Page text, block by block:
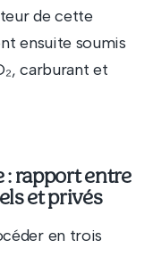
de cette
ensuite soumis
carburant et
rapport entre
et privés
en trois